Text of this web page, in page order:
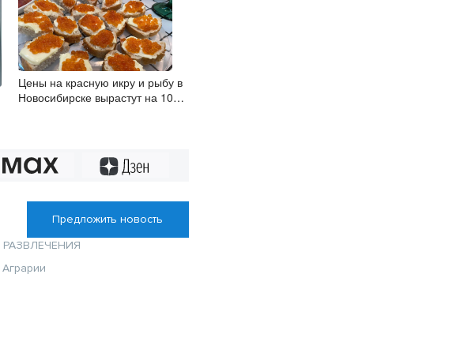
Цены на красную икру и рыбу в
Новосибирске вырастут на 10-
Предложить новость
РАЗВЛЕЧЕНИЯ
Аграрии